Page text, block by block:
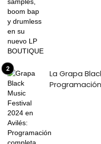
La Grapa